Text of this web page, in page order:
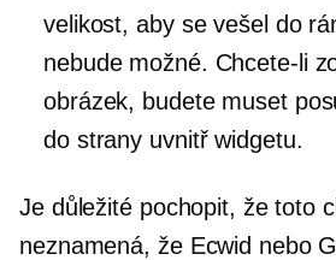
velikost, aby se vešel do
nebude možné. Chcete-li
obrázek, budete muset
do strany uvnitř widgetu.
Je důležité pochopit, že toto
neznamená, že Ecwid nebo